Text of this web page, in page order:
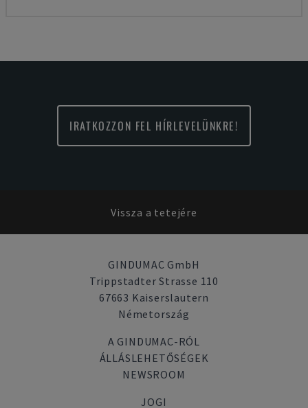
IRATKOZZON FEL HÍRLEVELÜNKRE!
Vissza a tetejére
GINDUMAC GmbH
Trippstadter Strasse 110
67663 Kaiserslautern
Németország
A GINDUMAC-RÓL
ÁLLÁSLEHETŐSÉGEK
NEWSROOM
JOGI